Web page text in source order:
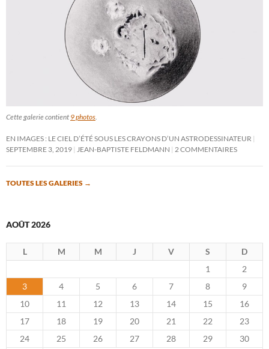
Cette galerie contient 9 photos.
EN IMAGES : LE CIEL D’ÉTÉ SOUS LES CRAYONS D’UN ASTRODESSINATEUR
SEPTEMBRE 3, 2019 JEAN-BAPTISTE FELDMANN 2 COMMENTAIRES
TOUTES LES GALERIES →
AOÛT 2026
L M M J V S
D
1
2
3
4 5 6 7 8
9
10
11 12 13 14 15
16
17
18 19 20 21 22
23
24
25 26 27 28 29
30